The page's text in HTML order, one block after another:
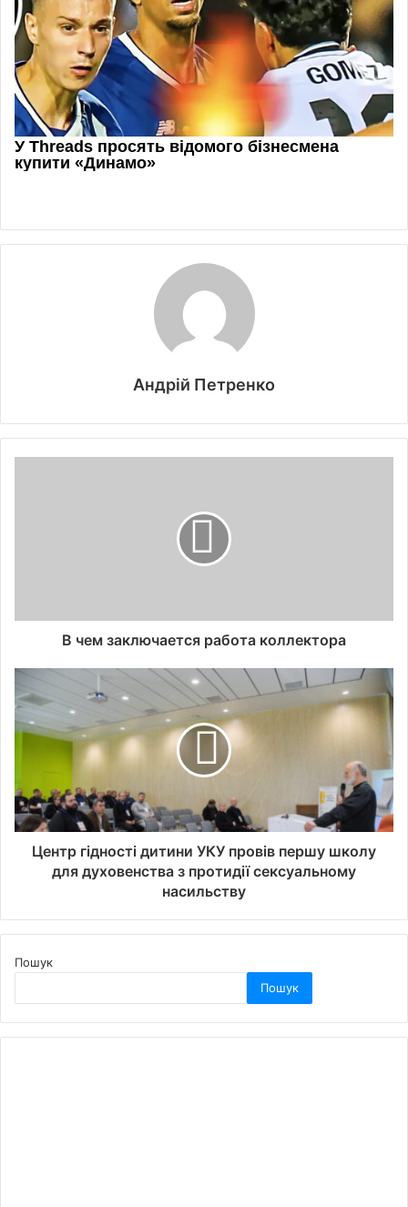
Андрій Петренко
В чем заключается работа коллектора
Центр гідності дитини УКУ провів першу школу
для духовенства з протидії сексуальному
насильству
Пошук
Пошук